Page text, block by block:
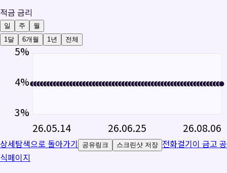
적금 금리
일 주
월
1달
6개월 1년 전체
5%
4%
3%
26.05.14 26.06.25 26.08.06
상세탐색으로 돌아가기 공유링크 스크린샷 저장 전화걸기이 금고 공
식페이지